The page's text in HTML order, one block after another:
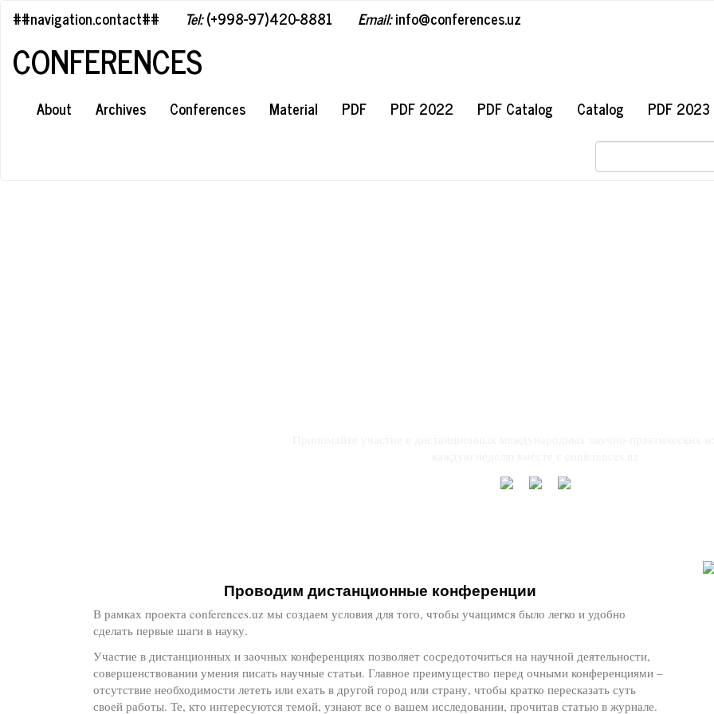
##plugins.themes.bootstrap3.accessible_menu.main_navigation##
##plugins.themes.bootstrap3.accessible_menu.sidebar##
##navigation.contact## Tel:(+998-97)420-8881 Email:info@conferences.uz
CONFERENCES
About Archives Conferences Material PDF PDF 2022 PDF Catalog Catalog PDF 2023
Проводим дистанционные конференции
В рамках проекта conferences.uz мы создаем условия для того, чтобы учащимся было легко и удобно
сделать первые шаги в науку.
Участие в дистанционных и заочных конференциях позволяет сосредоточиться на научной деятельности,
совершенствовании умения писать научные статьи. Главное преимущество перед очными конференциями –
отсутствие необходимости лететь или ехать в другой город или страну, чтобы кратко пересказать суть
своей работы. Те, кто интересуются темой, узнают все о вашем исследовании, прочитав статью в журнале.